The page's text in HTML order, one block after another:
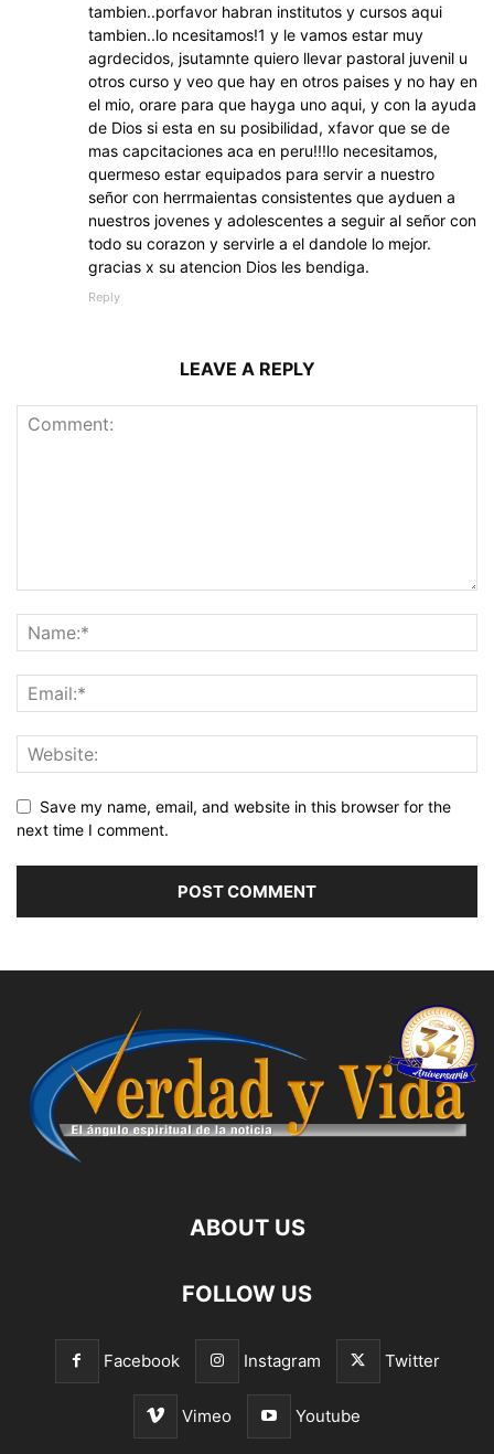
tambien..porfavor habran institutos y cursos aqui
tambien..lo ncesitamos!1 y le vamos estar muy
agrdecidos, jsutamnte quiero llevar pastoral juvenil u
otros curso y veo que hay en otros paises y no hay en
el mio, orare para que hayga uno aqui, y con la ayuda
de Dios si esta en su posibilidad, xfavor que se de
mas capcitaciones aca en peru!!!lo necesitamos,
quermeso estar equipados para servir a nuestro
señor con herrmaientas consistentes que ayduen a
nuestros jovenes y adolescentes a seguir al señor con
todo su corazon y servirle a el dandole lo mejor.
gracias x su atencion Dios les bendiga.
Reply
LEAVE A REPLY
Save my name, email, and website in this browser for the
next time I comment.
ABOUT US
FOLLOW US
Facebook Instagram Twitter
Vimeo Youtube